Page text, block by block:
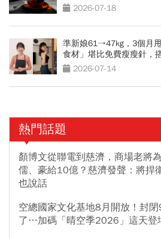
2026-07-18
準新娘61→47kg，3個月
食材」堪比免費瘦瘦針，
2026-07-14
熱門話題
顏博文從聯電到慈濟，商場老將
儒、豪給10億？慈濟發聲：將捍
也說話
空總國家文化基地8月開放！封
了…加碼「晴空季2026」這天登